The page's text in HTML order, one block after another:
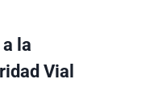
la
Vial